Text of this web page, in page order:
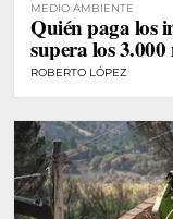
MEDIO AMBIENTE
Quién paga los
supera los
ROBERTO LÓPEZ